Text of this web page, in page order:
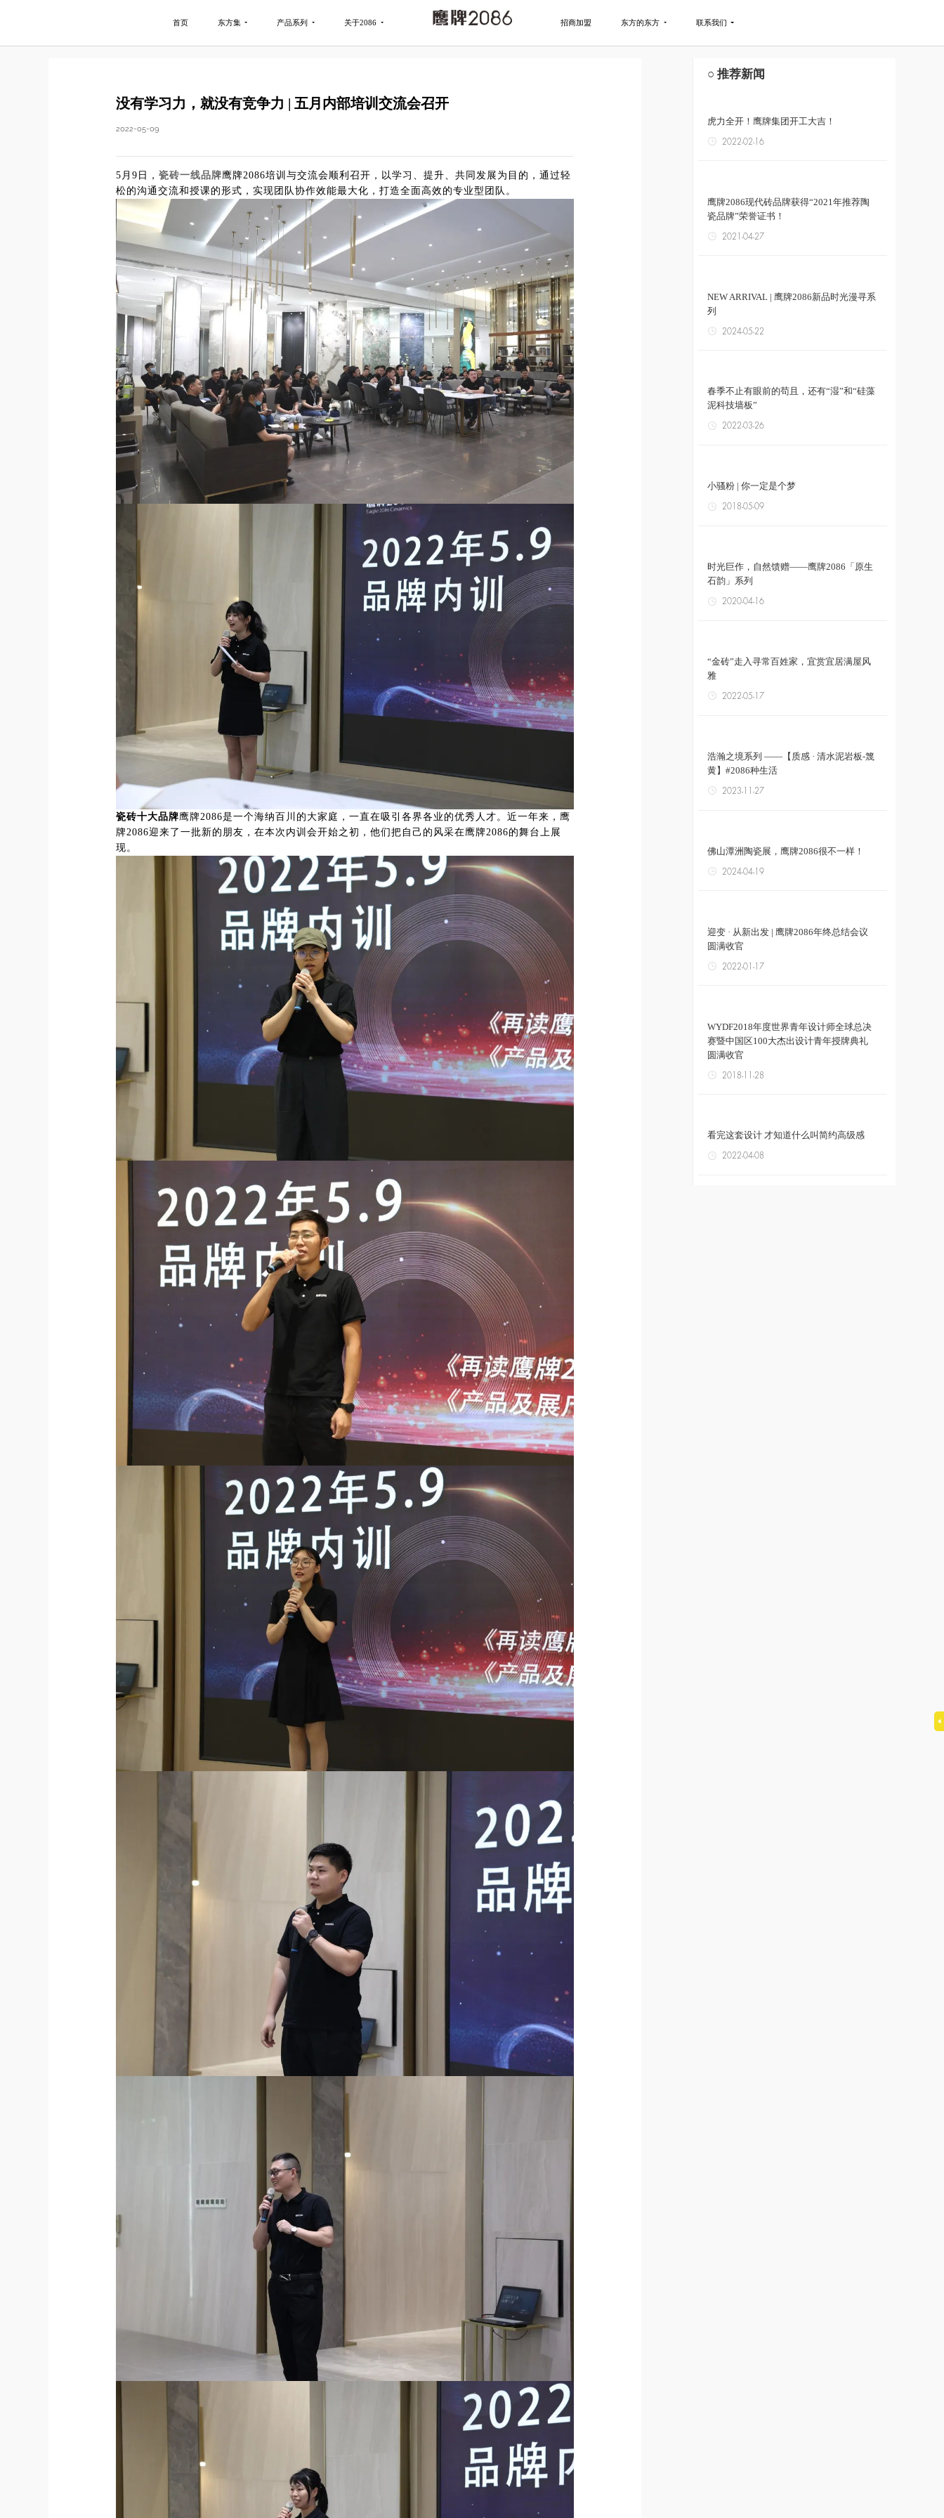
首页 东方集 产品系列 关于2086 招商加盟 东方的东方 联系我们
没有学习力，就没有竞争力 | 五月内部培训交流会召开
2022-05-09
5月9日，瓷砖一线品牌鹰牌2086培训与交流会顺利召开，以学习、提升、共同发展为目的，通过轻
松的沟通交流和授课的形式，实现团队协作效能最大化，打造全面高效的专业型团队。
瓷砖十大品牌鹰牌2086是一个海纳百川的大家庭，一直在吸引各界各业的优秀人才。近一年来，鹰
牌2086迎来了一批新的朋友，在本次内训会开始之初，他们把自己的风采在鹰牌2086的舞台上展
现。
○ 推荐新闻
虎力全开！鹰牌集团开工大吉！
2022-02-16
鹰牌2086现代砖品牌获得“2021年推荐陶
瓷品牌”荣誉证书！
2021-04-27
NEW ARRIVAL | 鹰牌2086新品时光漫寻系
列
2024-05-22
春季不止有眼前的苟且，还有“湿”和“硅藻
泥科技墙板”
2022-03-26
小骚粉 | 你一定是个梦
2018-05-09
时光巨作，自然馈赠——鹰牌2086「原生
石韵」系列
2020-04-16
“金砖”走入寻常百姓家，宜赏宜居满屋风
雅
2022-05-17
浩瀚之境系列 ——【质感 · 清水泥岩板-篾
黄】#2086种生活
2023-11-27
佛山潭洲陶瓷展，鹰牌2086很不一样！
2024-04-19
迎变 · 从新出发 | 鹰牌2086年终总结会议
圆满收官
2022-01-17
WYDF2018年度世界青年设计师全球总决
赛暨中国区100大杰出设计青年授牌典礼
圆满收官
2018-11-28
看完这套设计 才知道什么叫简约高级感
2022-04-08